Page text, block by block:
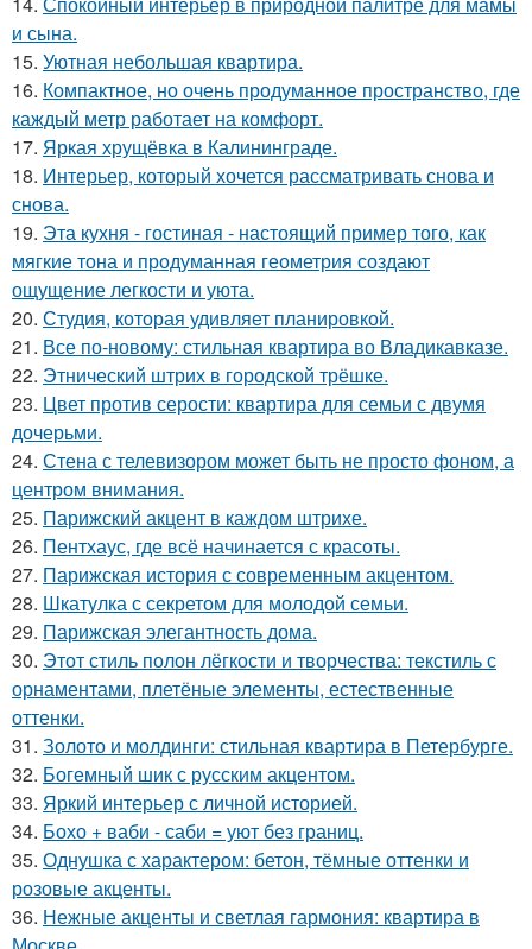
и сына.
15. Уютная небольшая квартира.
16. Компактное, но очень продуманное пространство, где
каждый метр работает на комфорт.
17. Яркая хрущёвка в Калининграде.
18. Интерьер, который хочется рассматривать снова и
снова.
19. Эта кухня - гостиная - настоящий пример того, как
мягкие тона и продуманная геометрия создают
ощущение легкости и уюта.
20. Студия, которая удивляет планировкой.
21. Все по-новому: стильная квартира во Владикавказе.
22. Этнический штрих в городской трёшке.
23. Цвет против серости: квартира для семьи с двумя
дочерьми.
24. Стена с телевизором может быть не просто фоном, а
центром внимания.
25. Парижский акцент в каждом штрихе.
26. Пентхаус, где всё начинается с красоты.
27. Парижская история с современным акцентом.
28. Шкатулка с секретом для молодой семьи.
29. Парижская элегантность дома.
30. Этот стиль полон лёгкости и творчества: текстиль с
орнаментами, плетёные элементы, естественные
оттенки.
31. Золото и молдинги: стильная квартира в Петербурге.
32. Богемный шик с русским акцентом.
33. Яркий интерьер с личной историей.
34. Бохо + ваби - саби = уют без границ.
35. Однушка с характером: бетон, тёмные оттенки и
розовые акценты.
36. Нежные акценты и светлая гармония: квартира в